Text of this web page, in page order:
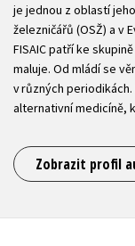
je jednou z oblastí
železničářů (OSŽ) a v
FISAIC patří ke
maluje. Od mládí se
v různých
alternativní medicíně,
Zobrazit profil